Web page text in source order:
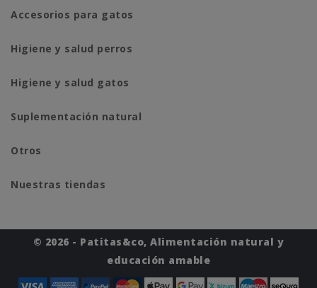
Accesorios para gatos
Higiene y salud perros
Higiene y salud gatos
Suplementación natural
Otros
Nuestras tiendas
© 2026 - Patitas&co, Alimentación natural y
educación amable